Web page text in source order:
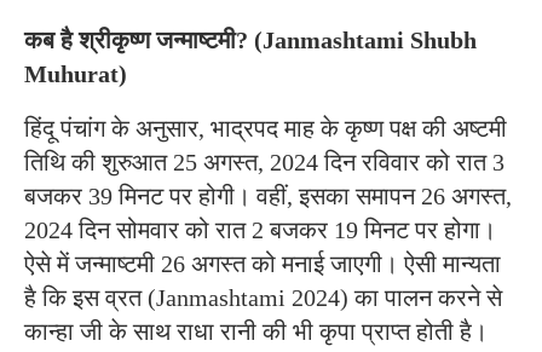
कब है श्रीकृष्ण जन्माष्टमी? (Janmashtami Shubh
Muhurat)
हिंदू पंचांग के अनुसार, भाद्रपद माह के कृष्ण पक्ष की अष्टमी
तिथि की शुरुआत 25 अगस्त, 2024 दिन रविवार को रात 3
बजकर 39 मिनट पर होगी। वहीं, इसका समापन 26 अगस्त,
2024 दिन सोमवार को रात 2 बजकर 19 मिनट पर होगा।
ऐसे में जन्माष्टमी 26 अगस्त को मनाई जाएगी। ऐसी मान्यता
है कि इस व्रत (Janmashtami 2024) का पालन करने से
कान्हा जी के साथ राधा रानी की भी कृपा प्राप्त होती है।